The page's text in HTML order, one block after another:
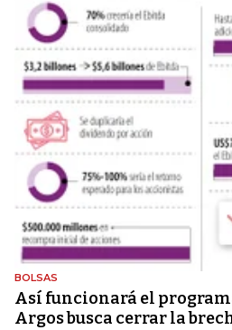
BOLSAS
Así funcionará el
Argos busca cerrar la